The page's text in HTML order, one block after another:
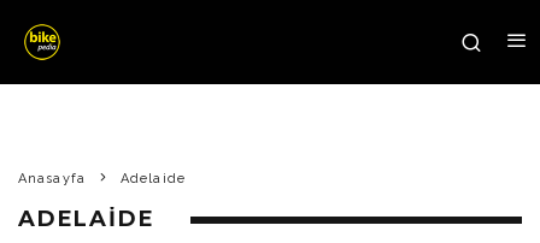
Anasayfa Adelaide
ADELAIDE